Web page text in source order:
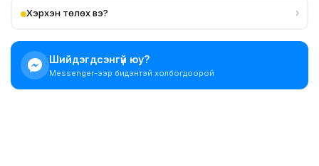
Хэрхэн төлөх вэ? ›
Шийдэгдсэнгүй юу?
Messenger-ээр бидэнтэй холбогдоорой